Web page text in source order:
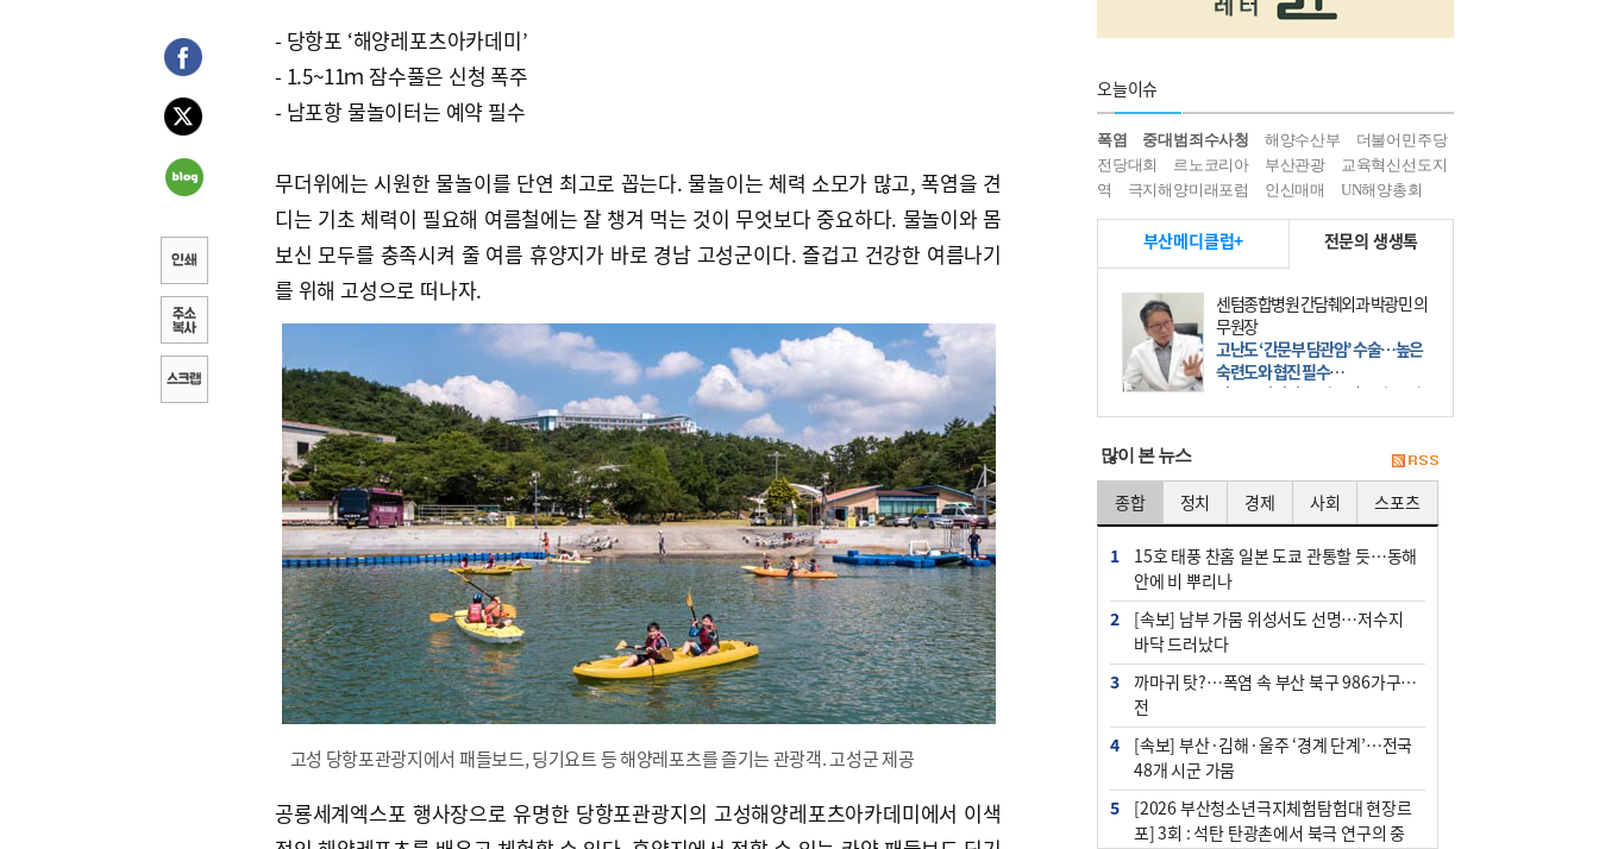
- 당항포 ‘해양레포츠아카데미’
- 1.5~11ｍ 잠수풀은 신청 폭주
- 남포항 물놀이터는 예약 필수
무더위에는 시원한 물놀이를 단연 최고로 꼽는다. 물놀이는 체력 소모가 많고, 폭염을 견
디는 기초 체력이 필요해 여름철에는 잘 챙겨 먹는 것이 무엇보다 중요하다. 물놀이와 몸
보신 모두를 충족시켜 줄 여름 휴양지가 바로 경남 고성군이다. 즐겁고 건강한 여름나기
를 위해 고성으로 떠나자.
고성 당항포관광지에서 패들보드, 딩기요트 등 해양레포츠를 즐기는 관광객. 고성군 제공
공룡세계엑스포 행사장으로 유명한 당항포관광지의 고성해양레포츠아카데미에서 이색
오늘이슈
폭염 중대범죄수사청 해양수산부
더불어민주당
전당대회
르노코리아 부산관광
교육혁신선도지
역
극지해양미래포럼 인신매매 UN해양총회
부산메디클럽+ 전문의 생생톡
센텀종합병원 간담췌외과 박광민 의
무원장
고난도 ‘간문부 담관암’ 수술…높은
숙련도와 협진 필수
간문부 담관암(클라츠킨 종양)은 좌
우 간에서 나오는, 담관(담즙 배출 경
部)’에 생기는 악성 종양이다. 간동맥
문맥 림프절 담
많이 본 뉴스
종합 정치 경제 사회 스포츠
1
15호 태풍 찬홈 일본 도쿄 관통할 듯…동해
안에 비 뿌리나
2
[속보] 남부 가뭄 위성서도 선명…저수지
바닥 드러났다
3
까마귀 탓?…폭염 속 부산 북구 986가구 정
전
4
[속보] 부산·김해·울주 ‘경계 단계’…전국
48개 시군 가뭄
5
[2026 부산청소년극지체험탐험대 현장르
포] 3회 : 석탄 탄광촌에서 북극 연구의 중